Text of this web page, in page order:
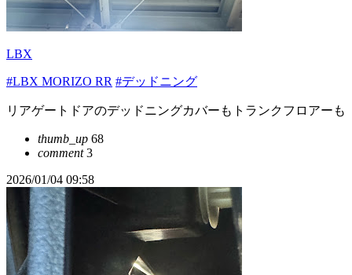
LBX
#LBX MORIZO RR #デッドニング
リアゲートドアのデッドニングカバーもトランクフロアーも
thumb_up 68
comment3
2026/01/04 09:58